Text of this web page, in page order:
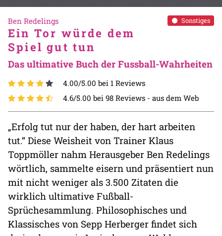
Sonstiges
Ben Redelings
Ein Tor würde dem
Spiel gut tun
Das ultimative Buch der Fussball-Wahrheiten
4.00/5.00 bei 1 Reviews
4.6/5.00 bei 98 Reviews - aus dem Web
„Erfolg tut nur der haben, der hart arbeiten
tut.“ Diese Weisheit von Trainer Klaus
Toppmöller nahm Herausgeber Ben Redelings
wörtlich, sammelte eisern und präsentiert nun
mit nicht weniger als 3.500 Zitaten die
wirklich ultimative Fußball-
Sprüchesammlung. Philosophisches und
Klassisches von Sepp Herberger findet sich